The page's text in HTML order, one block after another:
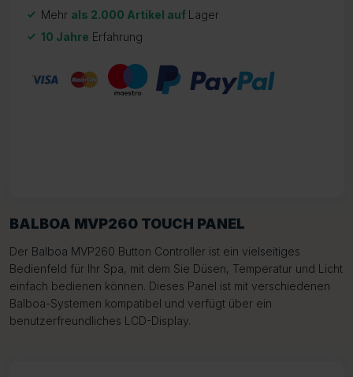
BALBOA MVP260 TOUCH PANEL
Der Balboa MVP260 Button Controller ist ein vielseitiges
Bedienfeld für Ihr Spa, mit dem Sie Düsen, Temperatur und Licht
einfach bedienen können. Dieses Panel ist mit verschiedenen
Balboa-Systemen kompatibel und verfügt über ein
benutzerfreundliches LCD-Display.
Mehr als 2.000 Artikel auf Lager
10 Jahre Erfahrung